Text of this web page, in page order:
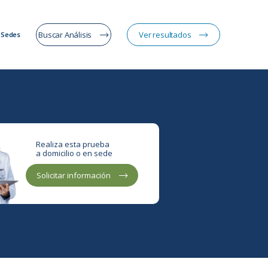
Sedes Buscar Análisis Ver resultados
Realiza esta prueba
a domicilio o en sede
Solicitar información